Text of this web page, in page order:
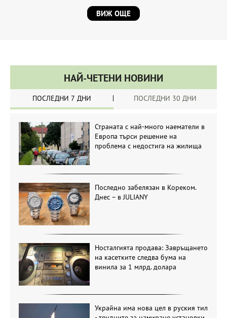
ВИЖ ОЩЕ
НАЙ-ЧЕТЕНИ НОВИНИ
ПОСЛЕДНИ 7 ДНИ ПОСЛЕДНИ 30 ДНИ
Страната с най-много наематели в
Европа търси решение на
проблема с недостига на жилища
Последно забелязан в Кореком.
Днес – в JULIANY
Носталгията продава: Завръщането
на касетките следва бума на
винила за 1 млрд. долара
Украйна има нова цел в руския тил